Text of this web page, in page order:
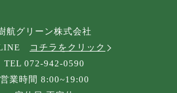
航グリーン株式会社
コチラをクリック
TEL 072-942-0590
営業時間 8:00~19:00